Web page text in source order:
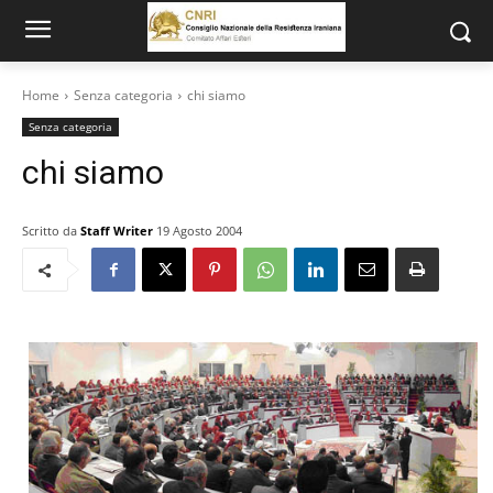
Home Senza categoria chi siamo
Senza categoria
chi siamo
Scritto da Staff Writer 19 Agosto 2004